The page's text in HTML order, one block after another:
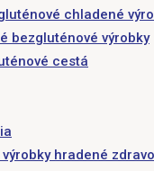
chladené
bezgluténové výrobky
cestá
hradené